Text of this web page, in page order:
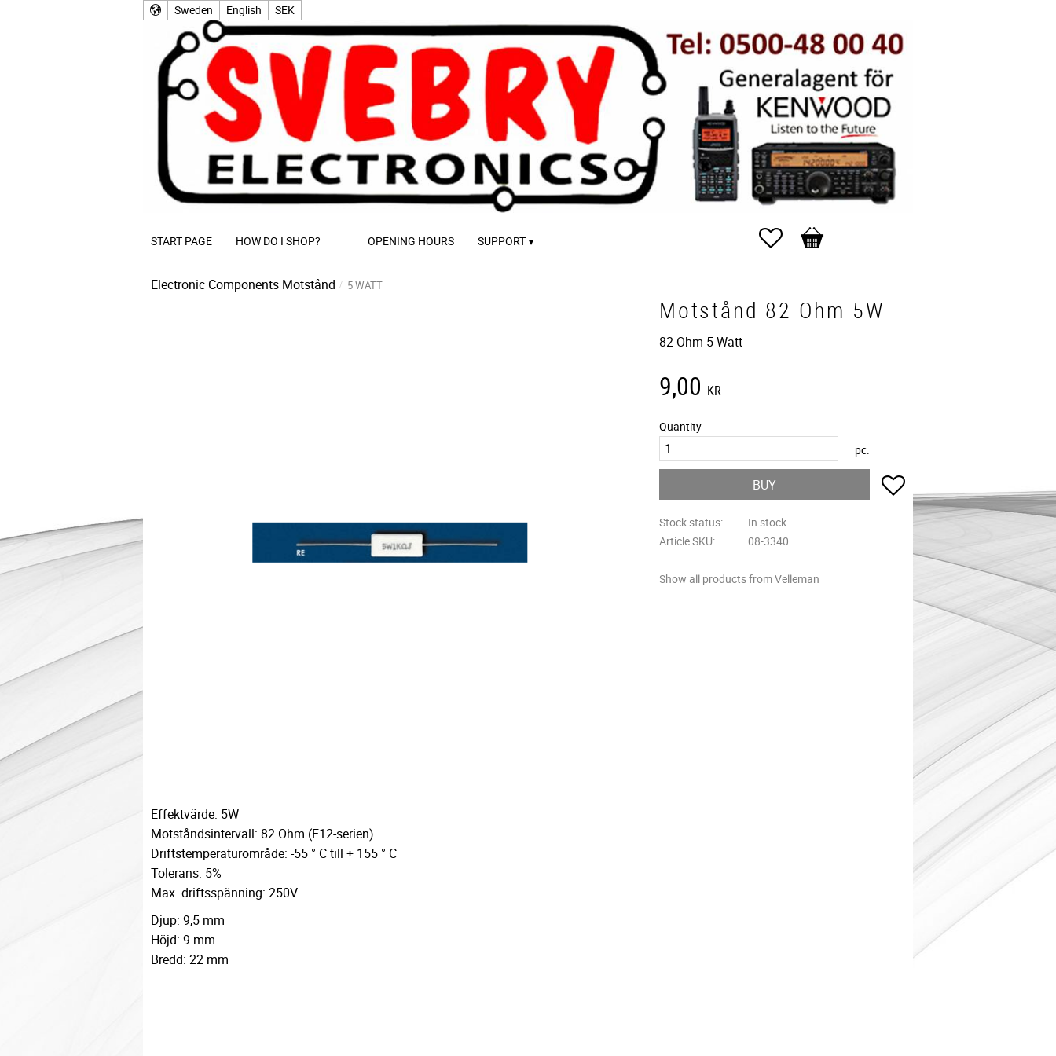
Sweden English SEK
START PAGE HOW DO I SHOP? OPENING HOURS SUPPORT Favorites
Basket
Electronic Components Motstånd 5 WATT
Motstånd 82 Ohm 5W
82 Ohm 5 Watt
9,00 KR
Quantity
pc.
BUY Add to favorites
Stock status
In stock
Article SKU
08-3340
Show all products from Velleman
Effektvärde: 5W
Motståndsintervall: 82 Ohm (E12-serien)
Driftstemperaturområde: -55 ° C till + 155 ° C
Tolerans: 5%
Max. driftsspänning: 250V
Djup: 9,5 mm
Höjd: 9 mm
Bredd: 22 mm